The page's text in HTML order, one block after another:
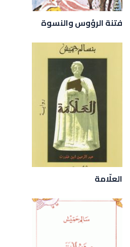
فتنة الرؤوس والنسوة
العلّامة